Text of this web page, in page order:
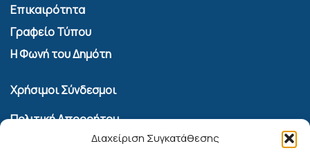
Διαχείριση Συγκατάθεσης
Επικαιρότητα
Γραφείο Τύπου
Η Φωνή του Δημότη
Χρήσιμοι Σύνδεσμοι
Πολιτική Απορρήτου
Όροι Χρήσης Υπηρεσίας Επικοινωνίας